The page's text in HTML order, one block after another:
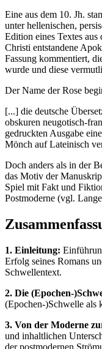
Eine aus dem 10. Jh.
unter hellenischen,
Edition eines Textes aus
Christi entstandene
Fassung kommentiert,
wurde und diese
Der Name der Rose
[...] die deutsche
obskuren neugotisch-
gedruckten Ausgabe
Mönch auf Lateinisch
Doch anders als in der
das Motiv der
Spiel mit Fakt und
Postmoderne (vgl.
1. Einleitung:
Erfolg seines Romans
Schwellentext.
2. Die (Epochen-
(Epochen-)Schwelle als
3. Von der Moderne
und inhaltlichen
der postmodernen